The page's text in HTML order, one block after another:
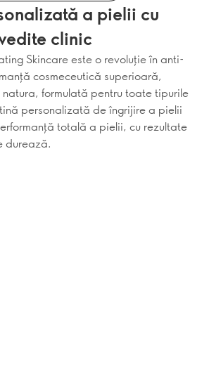
a pielii cu
clinic
Skincare este o revoluție în anti-
cosmeceutică superioară,
formulată pentru toate tipurile
personalizată de îngrijire a pielii
totală a pielii, cu rezultate
durează.